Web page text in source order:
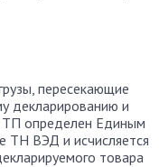
пересекающие
декларированию и
определен Единым
ВЭД и исчисляется
товара